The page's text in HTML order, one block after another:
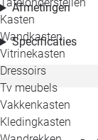
Kasten
Wandkasten
Vitrinekasten
Dressoirs
Tv meubels
Vakkenkasten
Kledingkasten
Afmetingen
Specificaties